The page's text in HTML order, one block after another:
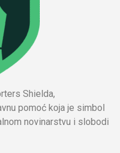
Shielda,
pomoć koja je simbol
novinarstvu i slobodi